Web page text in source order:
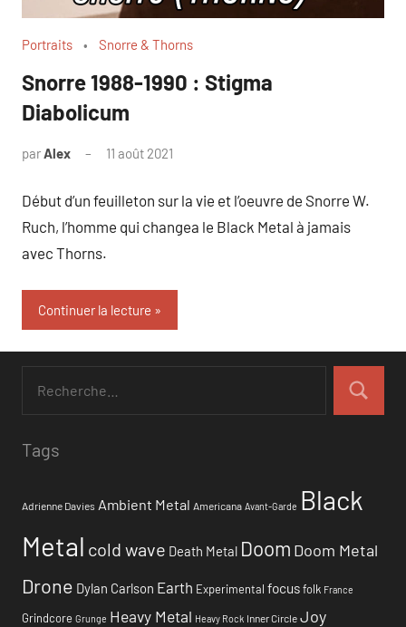
Portraits Snorre & Thorns
Snorre 1988-1990 : Stigma
Diabolicum
parAlex 11 août 2021
Début d’un feuilleton sur la vie et l’oeuvre de Snorre W.
Ruch, l’homme qui changea le Black Metal à jamais
avec Thorns.
Continuer la lecture
Tags
Adrienne Davies Ambient Metal Americana Avant-Garde Black
Metal cold wave Death Metal Doom Doom Metal
Drone Dylan Carlson Earth Experimental focusfolk France
Grindcore Grunge Heavy Metal Heavy Rock Inner Circle Joy